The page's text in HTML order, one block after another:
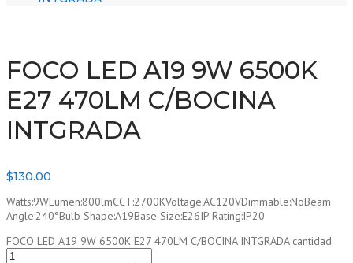
FOCO LED A19 9W 6500K
E27 470LM C/BOCINA
INTGRADA
$130.00
Watts:9WLumen:800lmCCT:2700KVoltage:AC120VDimmable:NoBeam
Angle:240°Bulb Shape:A19Base Size:E26IP Rating:IP20
FOCO LED A19 9W 6500K E27 470LM C/BOCINA INTGRADA cantidad